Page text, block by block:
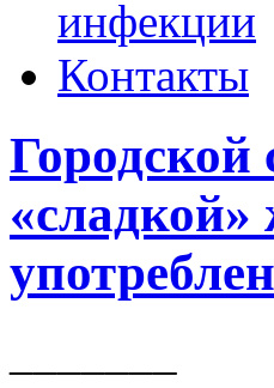
инфекции
Контакты
Городской